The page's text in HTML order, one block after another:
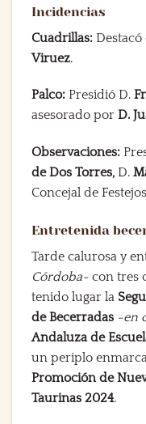
Incidencias
Cuadrillas:
Viruez.
Palco: Presidió D.
asesorado por D.
Observaciones:
de Dos Torres, D.
Concejal de
Entretenida
Tarde calurosa y
Córdoba- con tres
tenido lugar la
de Becerradas -en
Andaluza de
un periplo
Promoción de
Taurinas 2024.